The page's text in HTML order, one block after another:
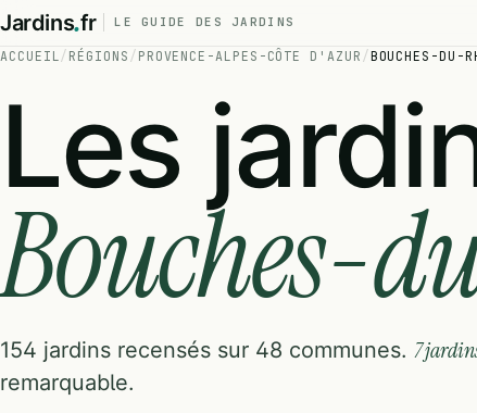
Jardins.fr LE GUIDE DES JARDINS
ACCUEIL / RÉGIONS / PROVENCE-ALPES-CÔTE D'AZUR / BOUCHES-DU-
Les
Bouches-
154 jardins recensés sur 48 communes. 7
remarquable.